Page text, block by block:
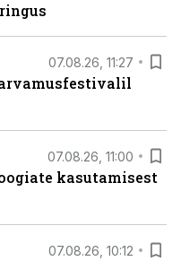
07.08.26, 11:27
07.08.26, 11:00
kasutamisest
07.08.26, 10:12